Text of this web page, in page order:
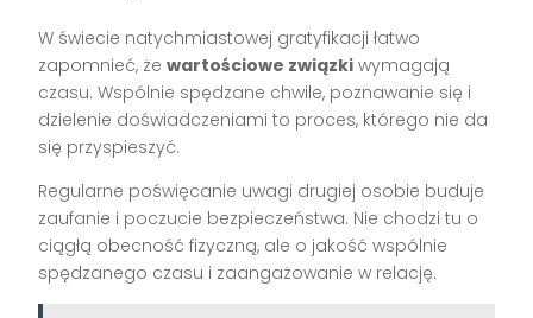
W świecie natychmiastowej gratyfikacji łatwo
zapomnieć, żewartościowe związki wymagają
czasu. Wspólnie spędzane chwile, poznawanie się i
dzielenie doświadczeniami to proces, którego nie da
się przyspieszyć.
Regularne poświęcanie uwagi drugiej osobie buduje
zaufanie i poczucie bezpieczeństwa. Nie chodzi tu o
ciągłą obecność fizyczną, ale o jakość wspólnie
spędzanego czasu i zaangażowanie w relację.